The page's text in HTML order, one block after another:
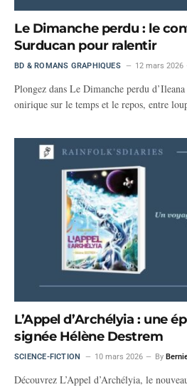
Le Dimanche perdu : le
Surducan pour ralentir
BD & ROMANS GRAPHIQUES 12 mars 2026
Plongez dans Le Dimanche perdu
onirique sur le temps et le repos, entre
L’Appel d’Archélyia : une
signée Hélène Destrem
SCIENCE-FICTION 10 mars 2026 By
Découvrez L’Appel d’Archélyia, le